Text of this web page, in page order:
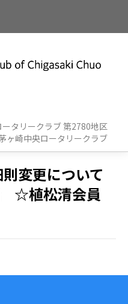
ータリークラブ 第2780地区
ヶ崎中央ロータリークラブ
変更について
☆植松清会員